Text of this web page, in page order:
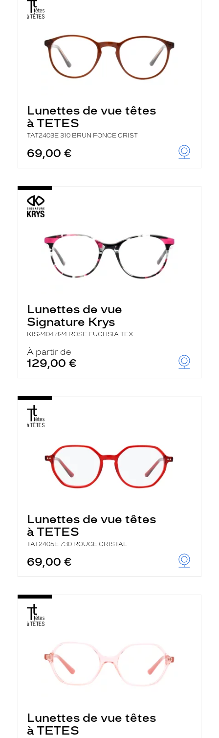
Lunettes de vue têtes
à TETES
TAT2403E 310 BRUN FONCE CRIST
69,00 €
Lunettes de vue
Signature Krys
KIS2404 824 ROSE FUCHSIA TEX
À partir de
129,00 €
Lunettes de vue têtes
à TETES
TAT2405E 730 ROUGE CRISTAL
69,00 €
Lunettes de vue têtes
à TETES